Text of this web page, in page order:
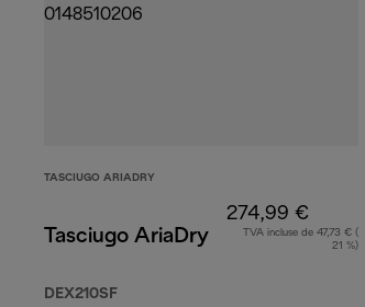
TASCIUGO ARIADRY
Tasciugo AriaDry
DEX210SF
274,99 €
TVA incluse de 47,73 € (
21 %)